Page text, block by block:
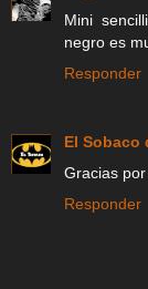
Mini
negro es
Responder
El Sobaco
Gracias
Responder